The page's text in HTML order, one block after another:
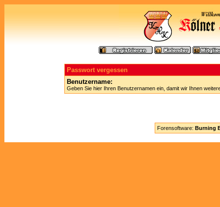
Passwort vergessen
Benutzername:
Geben Sie hier Ihren Benutzernamen ein, damit wir Ihnen
Forensoftware: Burning